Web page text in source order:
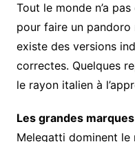
Tout le monde n’a
pour faire un pandoro
existe des versions
correctes. Quelques
le rayon italien à
Les grandes
Melegatti dominent le